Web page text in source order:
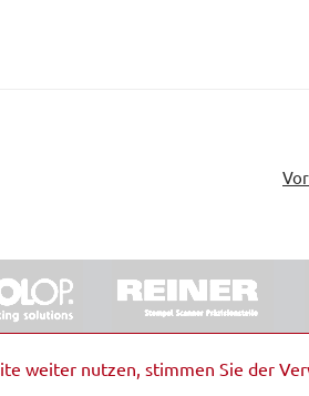
weiter nutzen, stimmen Sie der
GmbH & Co. KG